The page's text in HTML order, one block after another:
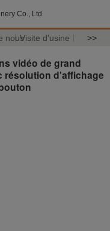
Co., Ltd
nousVisite d'usine >>
vidéo de grand
résolution d'affichage